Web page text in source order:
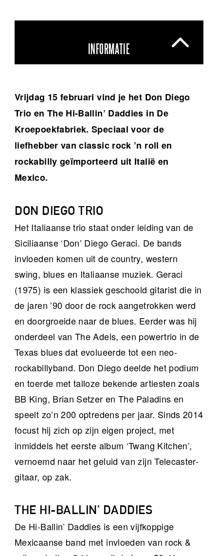
INFORMATIE
Vrijdag 15 februari vind je het Don Diego
Trio en The Hi-Ballin’ Daddies in De
Kroepoekfabriek. Speciaal voor de
liefhebber van classic rock ’n roll en
rockabilly geïmporteerd uit Italië en
Mexico.
DON DIEGO TRIO
Het Italiaanse trio staat onder leiding van de
Siciliaanse ‘Don’ Diego Geraci. De bands
invloeden komen uit de country, western
swing, blues en Italiaanse muziek. Geraci
(1975) is een klassiek geschoold gitarist die in
de jaren ’90 door de rock aangetrokken werd
en doorgroeide naar de blues. Eerder was hij
onderdeel van The Adels, een powertrio in de
Texas blues dat evolueerde tot een neo-
rockabillyband. Don Diego deelde het podium
en toerde met talloze bekende artiesten zoals
BB King, Brian Setzer en The Paladins en
speelt zo’n 200 optredens per jaar. Sinds 2014
focust hij zich op zijn eigen project, met
inmiddels het eerste album ‘Twang Kitchen’,
vernoemd naar het geluid van zijn Telecaster-
gitaar, op zak.
THE HI-BALLIN’ DADDIES
De Hi-Ballin’ Daddies is een vijfkoppige
Mexicaanse band met invloeden van rock &